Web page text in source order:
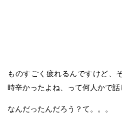
ものすごく疲れるんですけど、
時辛かったよね、って何人かで話
なんだったんだろう？て。。。